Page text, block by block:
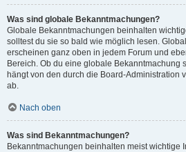
Was sind globale Bekanntmachungen?
Globale Bekanntmachungen beinhalten
solltest du sie so bald wie möglich lesen.
erscheinen ganz oben in jedem Forum und
Bereich. Ob du eine globale Bekanntmachung
hängt von den durch die Board-Administration
ab.
Nach oben
Was sind Bekanntmachungen?
Bekanntmachungen beinhalten meist wichtige